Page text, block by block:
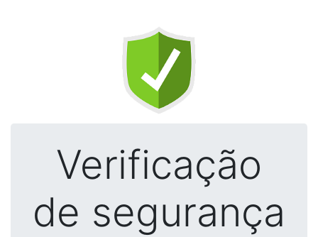
Verificação
de segurança